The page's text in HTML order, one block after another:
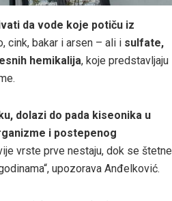
da vode koje potiču iz
cink, bakar i arsen – ali i sulfate,
hemikalija, koje predstavljaju
dolazi do pada kiseonika u
i postepenog
vrste prve nestaju, dok se štetne
upozorava Anđelković.